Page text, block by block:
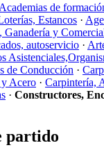
Academias de
Estancos ·
Ganadería y
autoservicio ·
de Conducción ·
Acero · Carpintería,
· Constructores,
partido